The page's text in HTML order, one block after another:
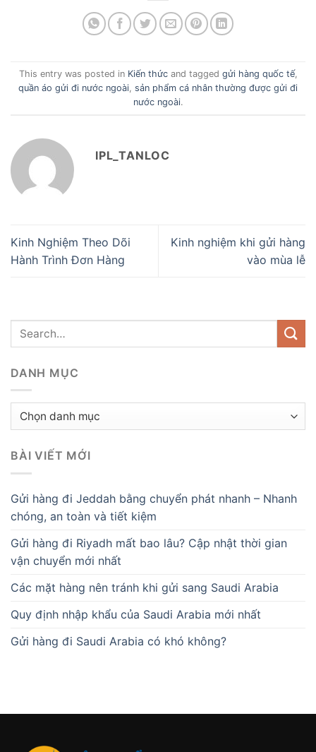
This entry was posted in Kiến thứcand tagged gửi hàng quốc tế,
quần áo gửi đi nước ngoài sản phẩm cá nhân thường được gửi đi
nước ngoài.
IPL_TANLOC
Kinh Nghiệm Theo Dõi
Hành Trình Đơn Hàng
Kinh nghiệm khi gửi hàng
vào mùa lễ
DANH MỤC
Danh
mục
BÀI VIẾT MỚI
Gửi hàng đi Jeddah bằng chuyển phát nhanh – Nhanh
chóng, an toàn và tiết kiệm
Gửi hàng đi Riyadh mất bao lâu? Cập nhật thời gian
vận chuyển mới nhất
Các mặt hàng nên tránh khi gửi sang Saudi Arabia
Quy định nhập khẩu của Saudi Arabia mới nhất
Gửi hàng đi Saudi Arabia có khó không?